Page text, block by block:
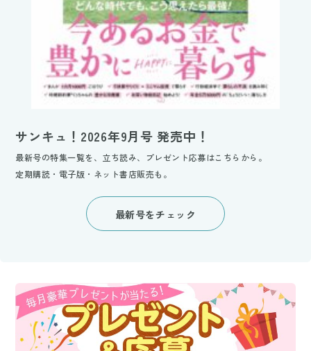
サンキュ！2026年9月号 発売中！
最新号の特集一覧を、立ち読み、プレゼント応募はこちらから。
定期購読・電子版・ネット書店販売も。
最新号をチェック